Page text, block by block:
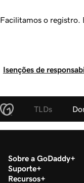
Facilitamos o registro.
Isenções de
TLDs
Sobre a GoDaddy
Suporte
Recursos